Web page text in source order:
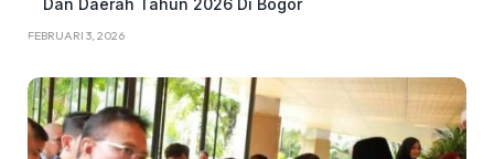
Dan Daerah Tahun 2026 Di Bogor
FEBRUARI 3, 2026